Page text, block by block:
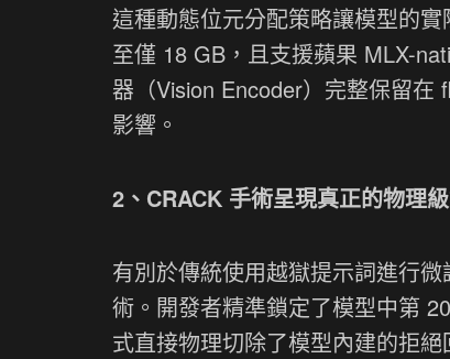
這種動態位元分配策略讓模型的
至僅 18 GB，且支援蘋果 MLX-
器（Vision Encoder）完整保留在
影響。
2、CRACK 手術呈現真正的物理
有別於傳統使用越獄提示詞進行
術。開發者精準鎖定了模型中第
式直接物理切除了模型內建的拒